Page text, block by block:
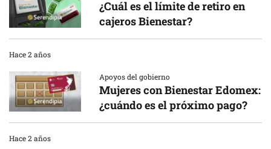
¿Cuál es el límite de retiro en
cajeros Bienestar?
Hace 2 años
Apoyos del gobierno
Mujeres con Bienestar Edomex:
¿cuándo es el próximo pago?
Hace 2 años